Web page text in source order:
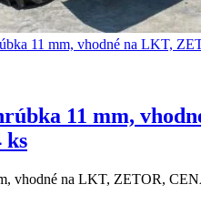
11 mm,
ks
vhodné na LKT, ZETOR,